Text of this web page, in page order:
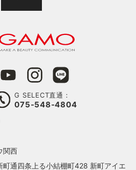
G SELECT直通：
075-548-4804
関西
町通四条上る小結棚町428 新町アイエ